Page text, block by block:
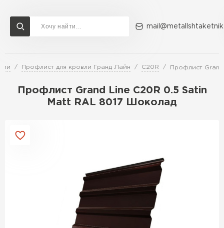
Профлист для кровли Гранд Лайн C20R Профлист
Профлист Grand Line C20R 0.5 Satin
Matt RAL 8017 Шоколад
Доставка и оплата Акции О компании Контакты
Перейти в каталог